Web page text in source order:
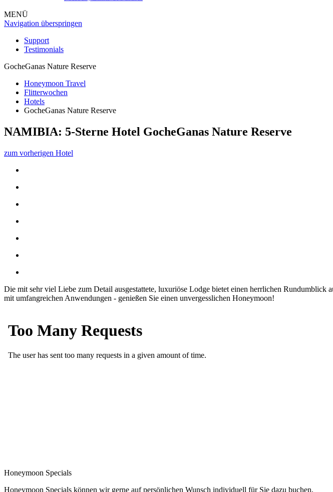
MENÜ
Navigation überspringen
Support
Testimonials
GocheGanas Nature Reserve
Honeymoon Travel
Flitterwochen
Hotels
GocheGanas Nature Reserve
NAMIBIA: 5-Sterne Hotel GocheGanas Nature Reserve
zum vorherigen Hotel
Die mit sehr viel Liebe zum Detail ausgestattete, luxuriöse Lodge bietet einen herrlichen
mit umfangreichen Anwendungen - genießen Sie einen unvergesslichen Honeymoon!
Honeymoon Specials
Honeymoon Specials können wir gerne auf persönlichen Wunsch individuell für Sie dazu buchen.